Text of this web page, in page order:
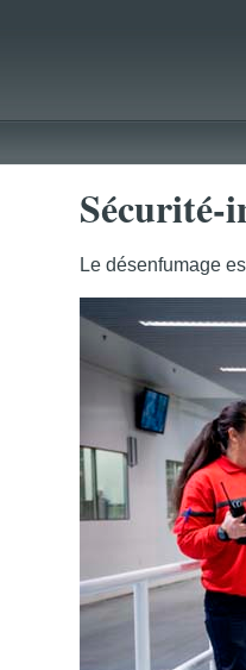
Sécurité-
Le désenfumage